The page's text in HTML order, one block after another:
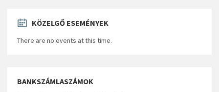
KÖZELGŐ ESEMÉNYEK
There are no events at this time.
BANKSZÁMLASZÁMOK